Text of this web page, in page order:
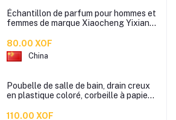
Échantillon de parfum pour hommes et
femmes de marque Xiaocheng Yixiang
80.00 XOF
China
Poubelle de salle de bain, drain creux
en plastique coloré, corbeille à papier
110.00 XOF